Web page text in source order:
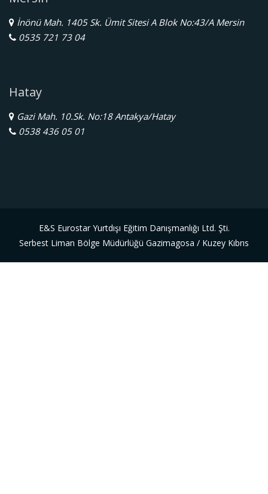
İnönü Mah. 1405 Sk. Ümit Sitesi A Blok No:43/A Mersin
0535 721 73 04
Hatay
Gazi Mah. 10.Sk. No:18 Antakya/Hatay
0538 436 05 01
E&S Eurostar Yurtdışı Eğitim Danışmanlığı Ltd. Şti.
Serbest Liman Bölge Müdürlüğü Gazimagosa / Kuzey Kıbrıs